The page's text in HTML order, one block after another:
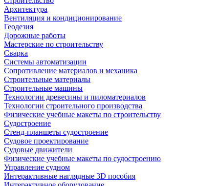
Архитектура
Вентиляция и кондиционирование
Геодезия
Дорожные работы
Мастерские по строительству
Сварка
Системы автоматизации
Сопротивление материалов и механика
Строительные материалы
Строительные машины
Технологии древесины и пиломатериалов
Технологии строительного производства
Физические учебные макеты по строительству
Судостроение
Стенд-планшеты судостроение
Судовое проектирование
Судовые движители
Физические учебные макеты по судостроению
Управление судном
Интерактивные наглядные 3D пособия